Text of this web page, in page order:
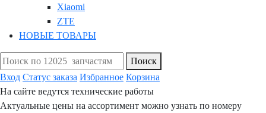
Xiaomi
ZTE
НОВЫЕ ТОВАРЫ
Поиск
Вход Статус заказа Избранное Корзина
На сайте ведутся технические работы
Актуальные цены на ассортимент можно узнать по номеру